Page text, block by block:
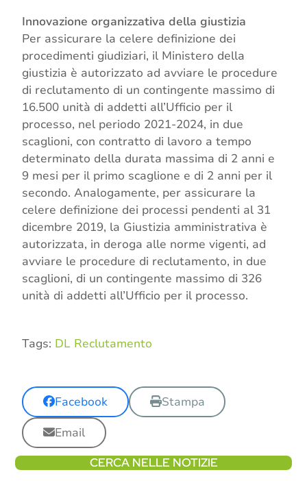
Innovazione organizzativa della giustizia
Per assicurare la celere definizione dei
procedimenti giudiziari, il Ministero della
giustizia è autorizzato ad avviare le procedure
di reclutamento di un contingente massimo di
16.500 unità di addetti all’Ufficio per il
processo, nel periodo 2021-2024, in due
scaglioni, con contratto di lavoro a tempo
determinato della durata massima di 2 anni e
9 mesi per il primo scaglione e di 2 anni per il
secondo. Analogamente, per assicurare la
celere definizione dei processi pendenti al 31
dicembre 2019, la Giustizia amministrativa è
autorizzata, in deroga alle norme vigenti, ad
avviare le procedure di reclutamento, in due
scaglioni, di un contingente massimo di 326
unità di addetti all’Ufficio per il processo.
Tags: DL Reclutamento
Facebook
Stampa
Email
CERCA NELLE NOTIZIE